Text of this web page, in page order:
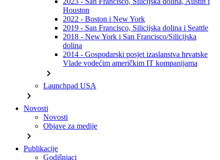
Houston
2022 - Boston i New York
2019 - San Francisco, Silicijska dolina i Seattle
2018 - New York i San Francisco/Silicijska
dolina
2014 - Gospodarski posjet izaslanstva hrvatske
Vlade vodećim američkim IT kompanijama
chevron_right
Launchpad USA
chevron_right
Novosti
Novosti
Objave za medije
chevron_right
Publikacije
Godišnjaci